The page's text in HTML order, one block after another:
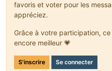
favoris et voter pour les
appréciez.
Grâce à votre participation,
encore meilleur 💗
S'inscrire Se connecter